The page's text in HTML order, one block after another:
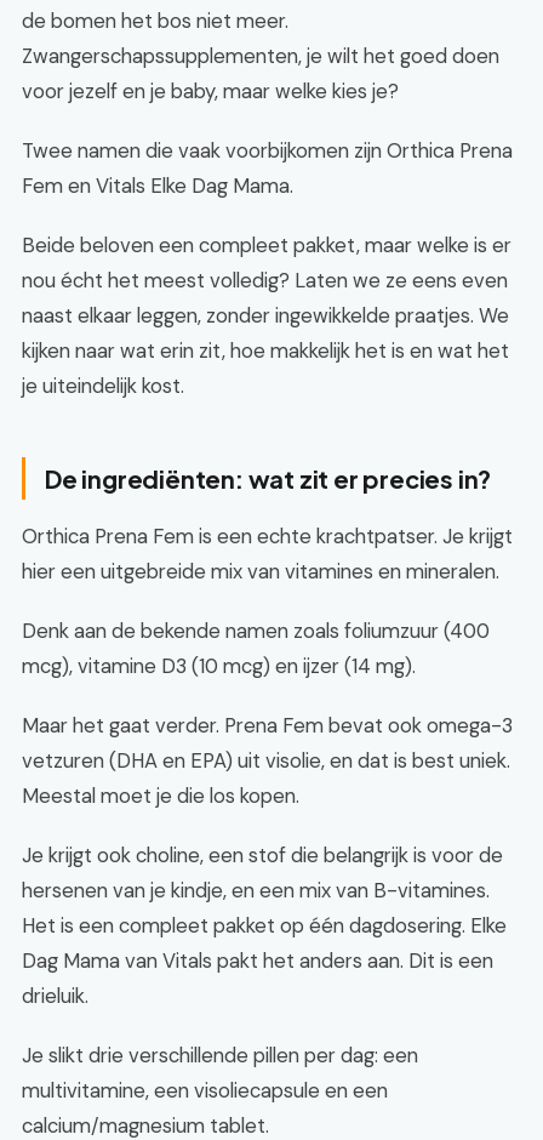
de bomen het bos niet meer.
Zwangerschapssupplementen, je wilt het goed doen
voor jezelf en je baby, maar welke kies je?
Twee namen die vaak voorbijkomen zijn Orthica Prena
Fem en Vitals Elke Dag Mama.
Beide beloven een compleet pakket, maar welke is er
nou écht het meest volledig? Laten we ze eens even
naast elkaar leggen, zonder ingewikkelde praatjes. We
kijken naar wat erin zit, hoe makkelijk het is en wat het
je uiteindelijk kost.
De ingrediënten: wat zit er precies in?
Orthica Prena Fem is een echte krachtpatser. Je krijgt
hier een uitgebreide mix van vitamines en mineralen.
Denk aan de bekende namen zoals foliumzuur (400
mcg), vitamine D3 (10 mcg) en ijzer (14 mg).
Maar het gaat verder. Prena Fem bevat ook omega-3
vetzuren (DHA en EPA) uit visolie, en dat is best uniek.
Meestal moet je die los kopen.
Je krijgt ook choline, een stof die belangrijk is voor de
hersenen van je kindje, en een mix van B-vitamines.
Het is een compleet pakket op één dagdosering. Elke
Dag Mama van Vitals pakt het anders aan. Dit is een
drieluik.
Je slikt drie verschillende pillen per dag: een
multivitamine, een visoliecapsule en een
calcium/magnesium tablet.